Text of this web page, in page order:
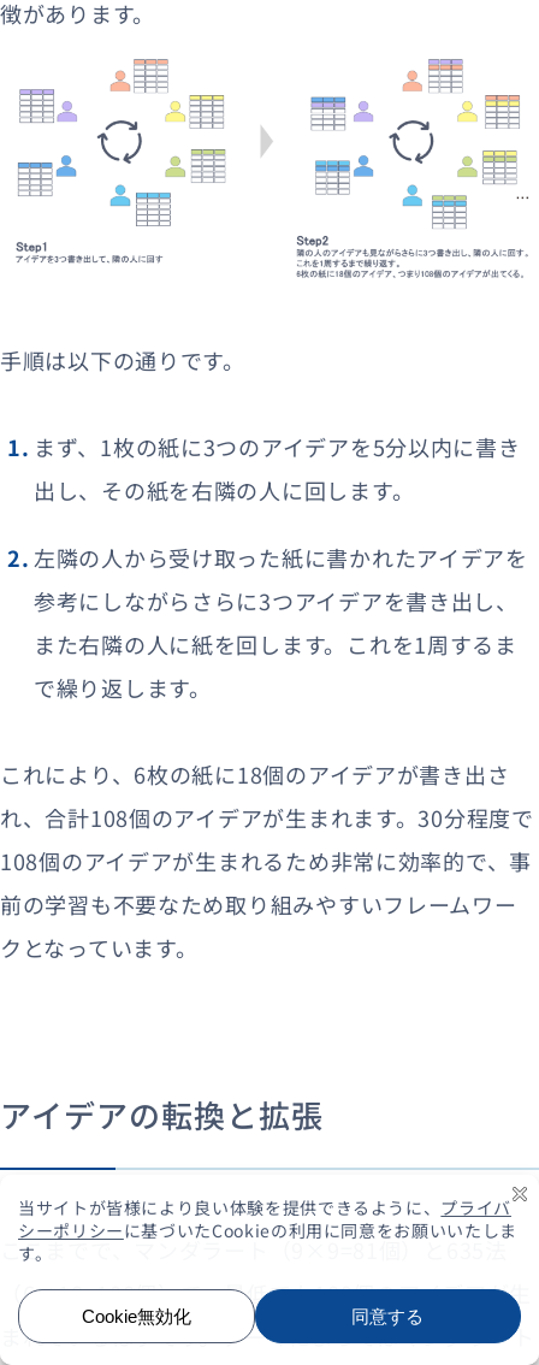
徴があります。
手順は以下の通りです。
まず、1枚の紙に3つのアイデアを5分以内に書き
出し、その紙を右隣の人に回します。
左隣の人から受け取った紙に書かれたアイデアを
参考にしながらさらに3つアイデアを書き出し、
また右隣の人に紙を回します。これを1周するま
で繰り返します。
これにより、6枚の紙に18個のアイデアが書き出さ
れ、合計108個のアイデアが生まれます。30分程度で
108個のアイデアが生まれるため非常に効率的で、事
前の学習も不要なため取り組みやすいフレームワー
クとなっています。
アイデアの転換と拡張
ここまでで、マンダラート（9×9=81個）と635法
（6×18=108個）で、最低でも189個のアイデアが生
まれているはずです。テーマによってはマンダラート